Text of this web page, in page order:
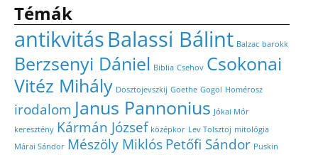
Témák
antikvitásBalassi Bálint Balzac barokk
Berzsenyi Dániel Biblia Csehov Csokonai
Vitéz Mihály Dosztojevszkij Goethe Gogol Homérosz
irodalom Janus Pannonius Jókai Mór
keresztény Kármán József középkor Lev Tolsztoj mitológia
Márai Sándor Mészöly MiklósPetőfi Sándor Puskin